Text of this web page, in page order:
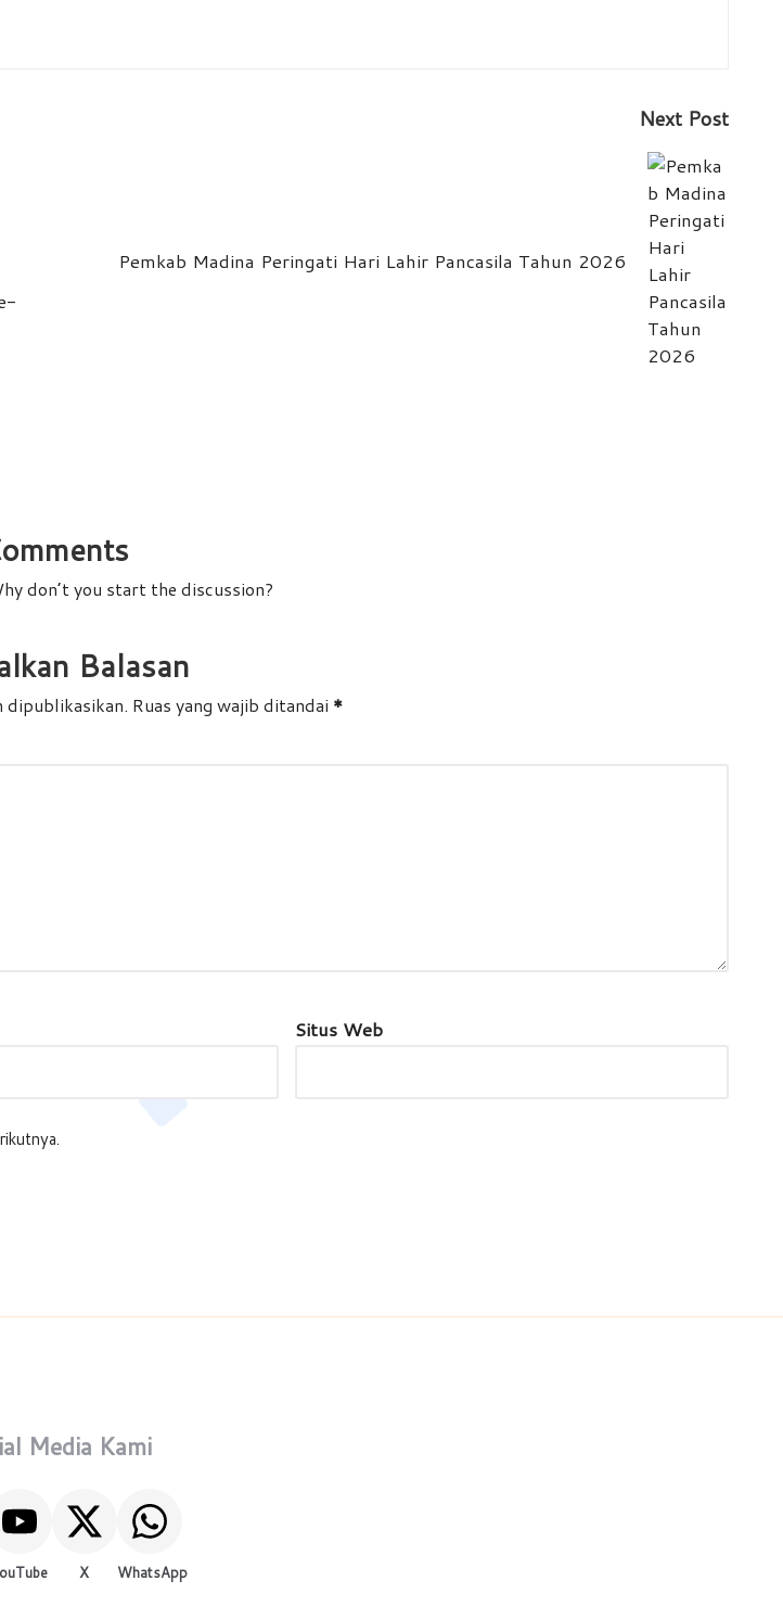
Next Post
Pemkab Madina Peringati Hari Lahir Pancasila Tahun 2026
don’t you start the discussion?
Balasan
dipublikasikan. Ruas yang wajib ditandai *
Situs Web
Media Kami
X WhatsApp